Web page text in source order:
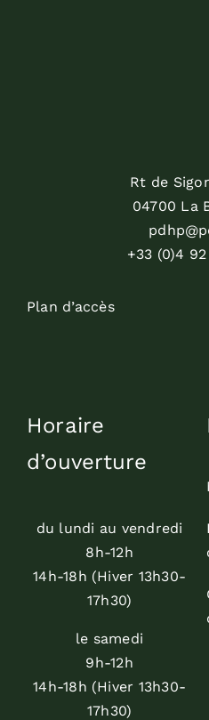
Rt de
04700 La
+33 (0)4
Plan d’accès
Horaire
d’ouverture
du lundi au vendredi
8h-12h
14h-18h (Hiver 13h30-
17h30)
le samedi
9h-12h
14h-18h (Hiver 13h30-
17h30)